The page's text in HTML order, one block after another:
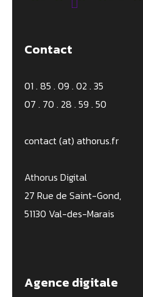
Contact
01 . 85 . 09 . 02 . 35
07 . 70 . 28 . 59 . 50
contact (at) athorus.fr
Athorus Digital
27 Rue de Saint-Gond,
51130 Val-des-Marais
Agence digitale